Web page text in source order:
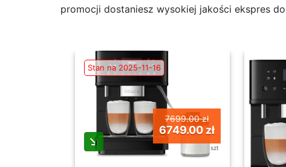
promocji dostaniesz wysokiej jakości ekspres
Stan na 2025-11-16
7699.00 zł
6749.00 zł
szt